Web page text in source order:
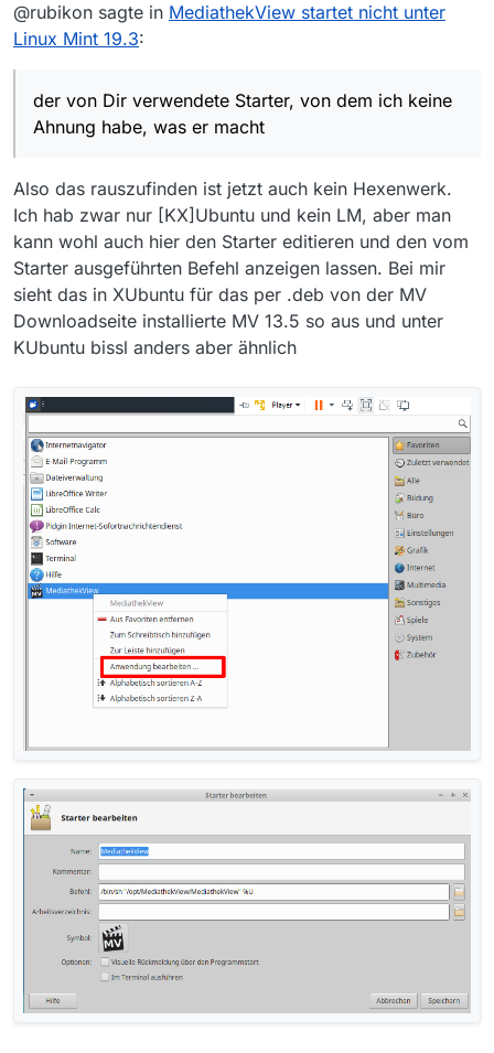
sind die Portierung auf Java 11 und die
Benutzeroberflächen, Java FX.
Kritiker der neuen Java FX Oberfläche
können gerne MV 13.0.6 verwenden
vollumfänglich nutzen. Passt schon.
seit dem Umstieg vom LM 19.2 auf LM
ausdrücklich mit Java 8.
und
MediathekView.sh ist halt ein
Startskript für MV und lautet in
MediathekView-13.0.6.tar.gz
von der MV Downloadseite
#!/bin/sh
# Wenn der Arbeitsspeicher
# java -Xms128M -Xmx1G -jar ./
#dir=`dirname "$0"`
cd "$dir"
if [ -n "$JAVA_HOME" ]; then
$JAVA_HOME/bin/java -jar ./
java -jar ./MediathekView.jar
Das Skript (welches Du aus Gründen
offenbar nicht hast) schaut im
Wesentlichen nach, ob für das Profil
gesetzt ist und startet MV 13.0.6
verwiesenen Java, und ansonsten mit
dem bevorzugten java.
Ansonsten bin ich halt Windows-
von Linux.
@rubikon sagte in MediathekView startet nicht unter
Linux Mint 19.3:
der von Dir verwendete Starter, von dem ich keine
Ahnung habe, was er macht
Also das rauszufinden ist jetzt auch kein Hexenwerk.
Ich hab zwar nur [KX]Ubuntu und kein LM, aber man
kann wohl auch hier den Starter editieren und den vom
Starter ausgeführten Befehl anzeigen lassen. Bei mir
sieht das in XUbuntu für das per .deb von der MV
Downloadseite installierte MV 13.5 so aus und unter
KUbuntu bissl anders aber ähnlich